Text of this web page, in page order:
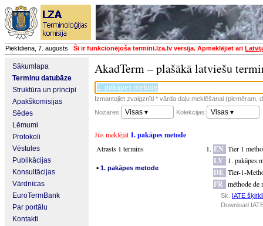
Piektdiena, 7. augusts Šī ir funkcionējoša termini.lza.lv versija. Apmeklējiet arī
Sākumlapa
Terminu datubāze
Struktūra un principi
Apakškomisijas
Sēdes
Lēmumi
Protokoli
Vēstules
Publikācijas
Konsultācijas
Vārdnīcas
EuroTermBank
Par portālu
Kontakti
AkadTerm – plašākā latviešu
Izmantojiet zvaigznīti * vārda daļu meklēšanai (piemēram,
Nozares:
Visas ▾ Kolekcijas: Visas ▾
Jūs meklējāt 1. pakāpes metode
Atrasts 1 termins
▪ 1. pakāpes metode
EN Tier 1
LV 1. pakāpes
DE Tier-1-
FR méthode de
Sk. IATE šķirkli
Download